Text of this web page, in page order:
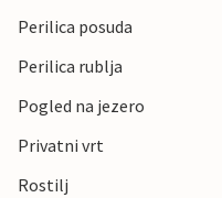
Perilica posuda
Perilica rublja
Pogled na jezero
Privatni vrt
Rostilj